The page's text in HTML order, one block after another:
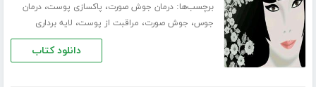
برچسب‌ها:درمان جوش صورت، پاکسازی پوست،درمان
جوس، جوش صورت، مراقبت از پوست، لایه برداری
دانلود کتاب